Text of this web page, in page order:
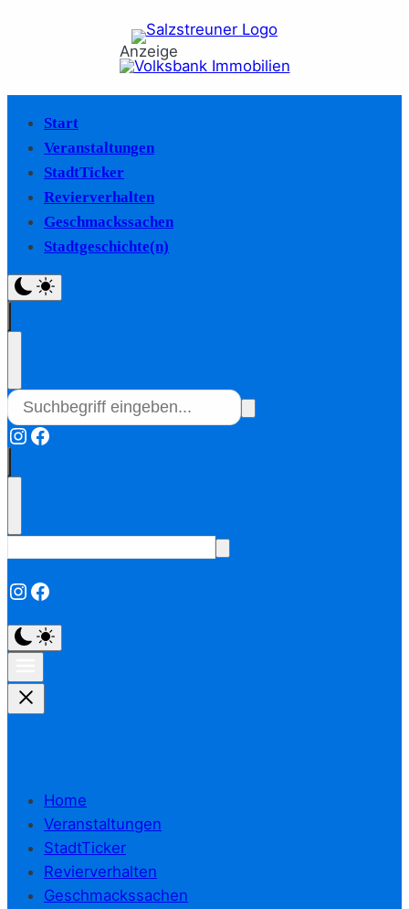
Anzeige
Start
Veranstaltungen
StadtTicker
Revierverhalten
Geschmackssachen
Stadtgeschichte(n)
Instagram
Facebook
Instagram
Facebook
Home
Veranstaltungen
StadtTicker
Revierverhalten
Geschmackssachen